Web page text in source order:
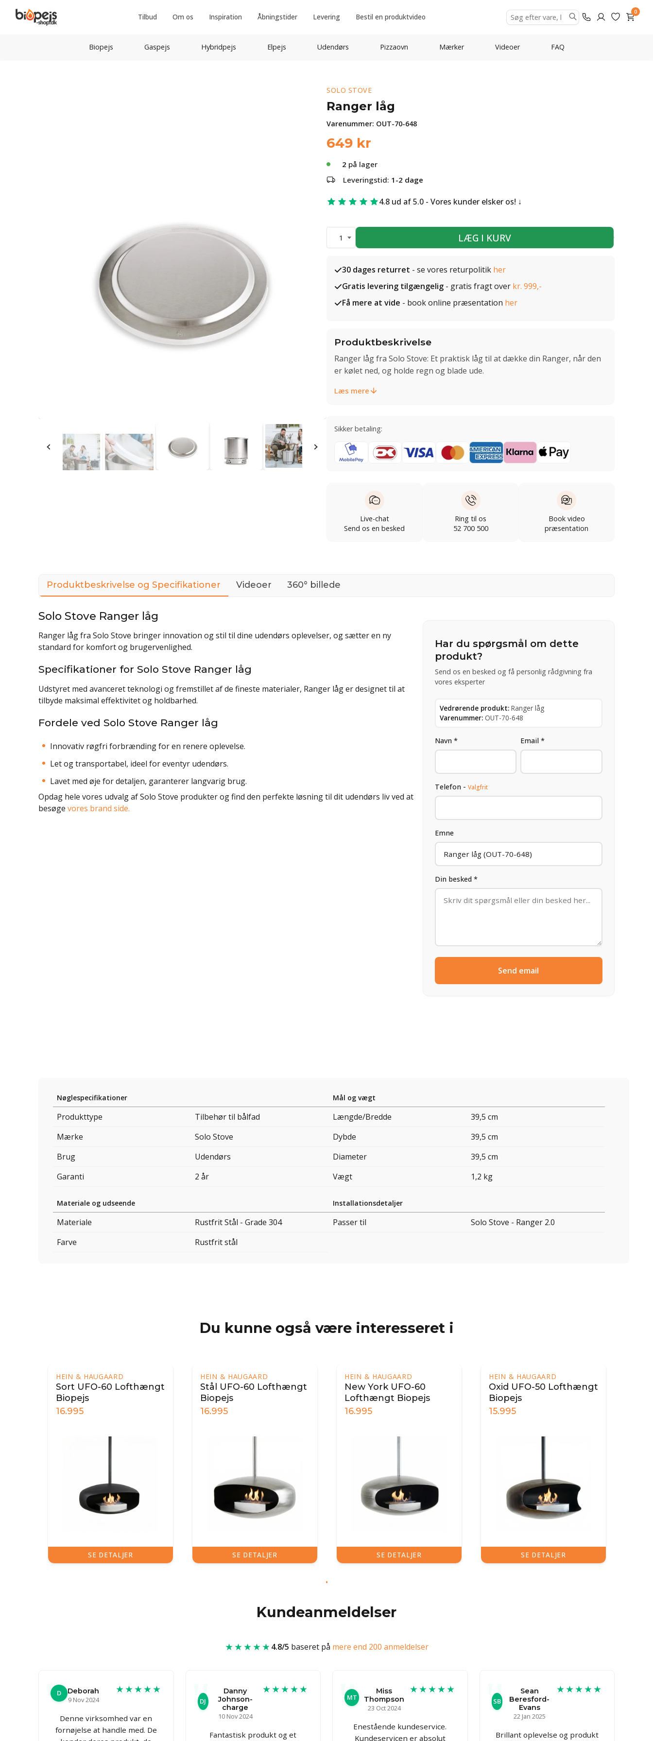
Tilbud Om os Inspiration Åbningstider Levering Bestil en produktvideo
0
Biopejs Gaspejs Hybridpejs Elpejs Udendørs Pizzaovn Mærker Videoer FAQ
SOLO STOVE
Ranger låg
Varenummer: OUT-70-648
649 kr
2 på lager
Leveringstid: 1-2 dage
4.8 ud af 5.0 - Vores kunder elsker os!
1 LÆG I KURV
30 dages returret - se vores returpolitik her
Gratis levering tilgængelig - gratis fragt over kr. 999,-
Få mere at vide - book online præsentation her
Produktbeskrivelse
Ranger låg fra Solo Stove: Et praktisk låg til at dække din Ranger, når den
er kølet ned, og holde regn og blade ude.
Læs mere
Sikker betaling:
Live-chat
Send os en besked
Ring til os
52 700 500
Book video
præsentation
Produktbeskrivelse og Specifikationer Videoer 360° billede
Solo Stove Ranger låg
Ranger låg fra Solo Stove bringer innovation og stil til dine udendørs oplevelser, og sætter en ny
standard for komfort og brugervenlighed.
Specifikationer for Solo Stove Ranger låg
Udstyret med avanceret teknologi og fremstillet af de fineste materialer, Ranger låg er designet til at
tilbyde maksimal effektivitet og holdbarhed.
Fordele ved Solo Stove Ranger låg
Innovativ røgfri forbrænding for en renere oplevelse.
Let og transportabel, ideel for eventyr udendørs.
Lavet med øje for detaljen, garanterer langvarig brug.
Opdag hele vores udvalg af Solo Stove produkter og find den perfekte løsning til dit udendørs liv ved at
besøge vores brand side.
Har du spørgsmål om dette
produkt?
Send os en besked og få personlig rådgivning fra
vores eksperter
Vedrørende produkt: Ranger låg
Varenummer: OUT-70-648
Navn * Email *
Telefon - Valgfrit
Emne
Din besked *
Send email
Nøglespecifikationer
Produkttype
Tilbehør til bålfad
Mærke
Solo Stove
Brug
Udendørs
Garanti
2 år
Mål og vægt
Længde/Bredde
39,5 cm
Dybde
39,5 cm
Diameter
39,5 cm
Vægt
1,2 kg
Materiale og udseende
Materiale
Rustfrit Stål - Grade 304
Farve
Rustfrit stål
Installationsdetaljer
Passer til Solo Stove - Ranger 2.0
Du kunne også være interesseret i
HEIN & HAUGAARD
Sort UFO-60 Lofthængt
Biopejs
16.995
SE DETALJER
HEIN & HAUGAARD
Stål UFO-60 Lofthængt
Biopejs
16.995
SE DETALJER
HEIN & HAUGAARD
New York UFO-60
Lofthængt Biopejs
16.995
SE DETALJER
HEIN & HAUGAARD
Oxid UFO-50 Lofthængt
Biopejs
15.995
SE DETALJER
Kundeanmeldelser
★★★★★4.8/5 baseret på mere end 200 anmeldelser
D
Deborah
9 Nov 2024
★★★★★
Denne virksomhed var en
fornøjelse at handle med. De
DJ
Danny
Johnson-
charge
10 Nov 2024
★★★★★
Fantastisk produkt og et
MT
Miss
Thompson
23 Oct 2024
★★★★★
Enestående kundeservice.
Kundeservicen er absolut
SB
Sean
Beresford-
Evans
22 Jan 2025
★★★★★
Brillant oplevelse og produkt